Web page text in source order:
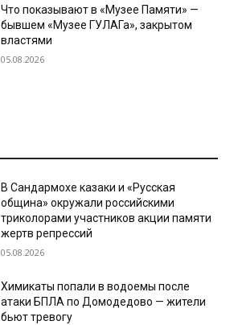
Что показывают в «Музее Памяти» —
бывшем «Музее ГУЛАГа», закрытом
властями
05.08.2026
В Сандармохе казаки и «Русская
община» окружали российскими
триколорами участников акции памяти
жертв репрессий
05.08.2026
Химикаты попали в водоемы после
атаки БПЛА по Домодедово — жители
бьют тревогу